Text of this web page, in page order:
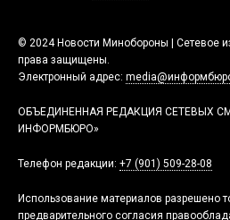
© 2024 Новости Минобороны | Сетевое
права защищены.
Электронный адрес:
ОБЪЕДИНЕННАЯ РЕДАКЦИЯ СЕТЕВЫХ
ИНФОРМБЮРО»
Телефон редакции: +7 (901) 509-28-08
Использование материалов разрешено
предварительного согласия